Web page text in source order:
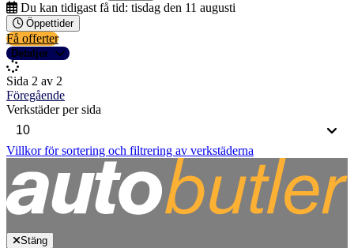
Du kan tidigast få tid: tisdag den 11 augusti
Öppettider
Få offerter
Detaljer
Sida 2 av 2
Föregående
Verkstäder per sida
Villkor för sortering och filtrering av verkstäderna
Stäng